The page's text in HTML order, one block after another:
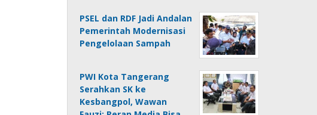
PSEL dan RDF Jadi Andalan
Pemerintah Modernisasi
Pengelolaan Sampah
PWI Kota Tangerang
Serahkan SK ke
Kesbangpol, Wawan